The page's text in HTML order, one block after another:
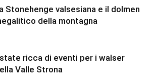
Stonehenge valsesiana e il dolmen
della montagna
ricca di eventi per i walser
Valle Strona